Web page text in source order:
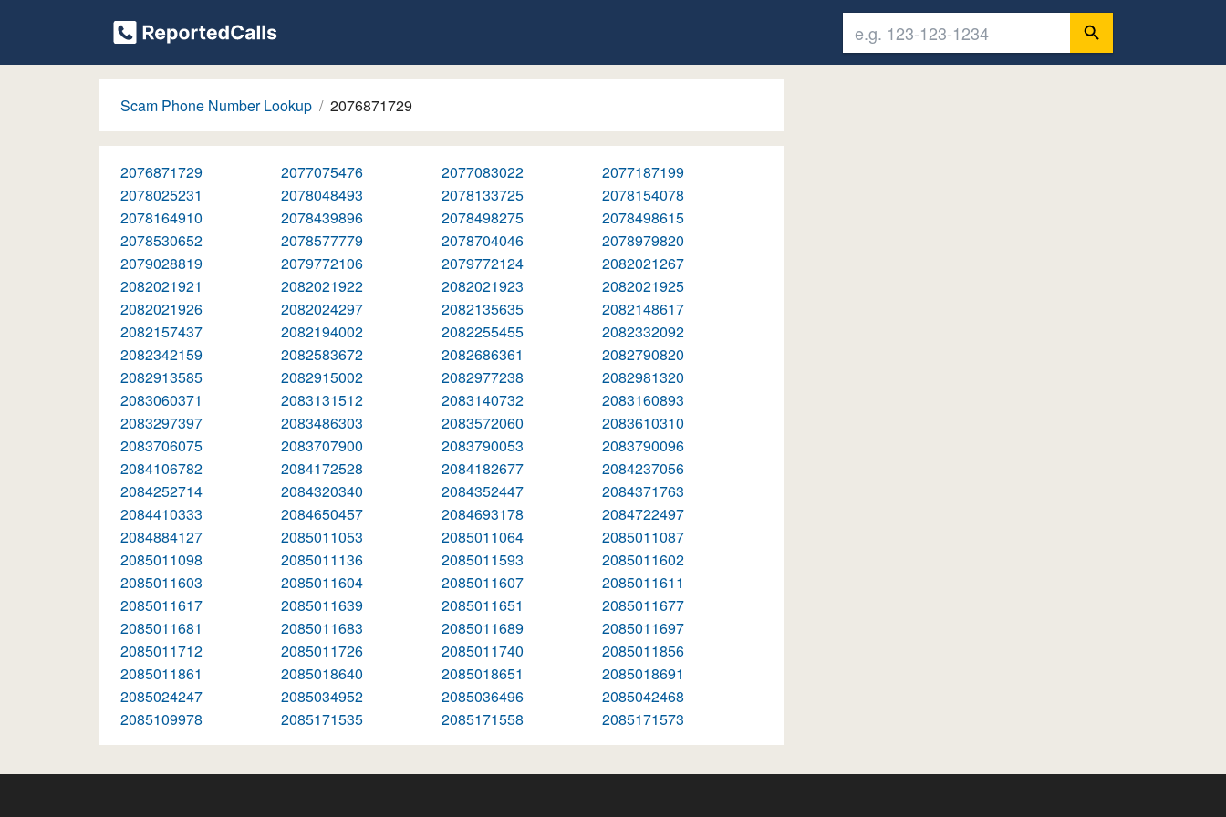
Scam Phone Number Lookup 2076871729
2076871729 2077075476 2077083022
2077187199
2078025231
2078048493 2078133725
2078154078
2078164910
2078439896 2078498275
2078498615
2078530652
2078577779 2078704046
2078979820
2079028819
2079772106 2079772124
2082021267
2082021921
2082021922 2082021923
2082021925
2082021926
2082024297 2082135635
2082148617
2082157437
2082194002 2082255455
2082332092
2082342159
2082583672 2082686361
2082790820
2082913585
2082915002 2082977238
2082981320
2083060371
2083131512 2083140732
2083160893
2083297397
2083486303 2083572060
2083610310
2083706075
2083707900 2083790053
2083790096
2084106782
2084172528 2084182677
2084237056
2084252714
2084320340 2084352447
2084371763
2084410333
2084650457 2084693178
2084722497
2084884127
2085011053 2085011064
2085011087
2085011098
2085011136 2085011593
2085011602
2085011603
2085011604 2085011607
2085011611
2085011617
2085011639 2085011651
2085011677
2085011681
2085011683 2085011689
2085011697
2085011712
2085011726 2085011740
2085011856
2085011861
2085018640 2085018651
2085018691
2085024247
2085034952 2085036496
2085042468
2085109978
2085171535 2085171558 2085171573